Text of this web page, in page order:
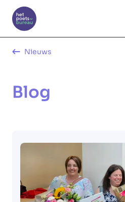
Glowi Glowi Jobs
Kantoren
Werknemerszone
Nieuws
Blog